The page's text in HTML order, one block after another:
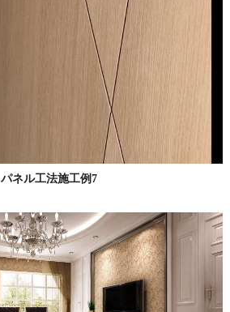
パネル工法施工例7